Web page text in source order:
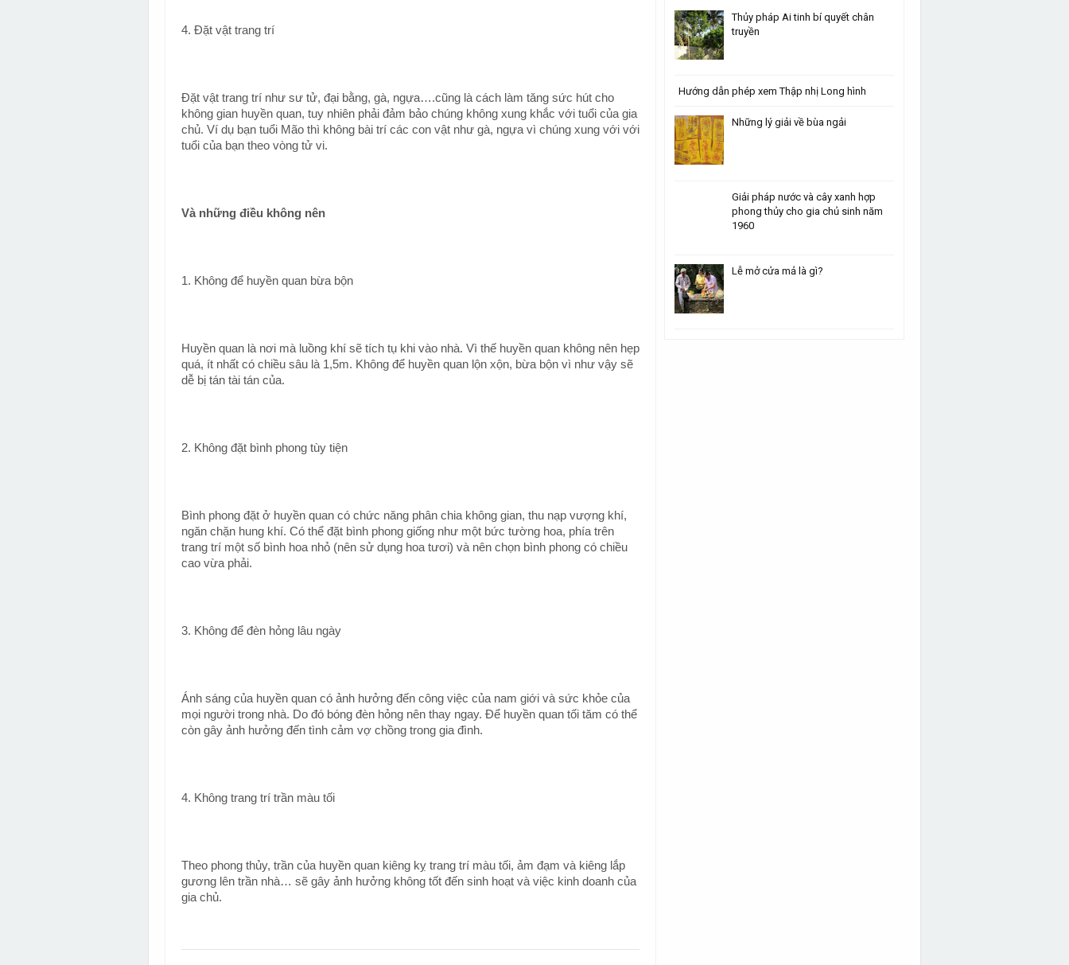
4. Đặt vật trang trí
Đặt vật trang trí như sư tử, đại bằng, gà, ngựa….cũng là cách làm tăng sức hút cho
không gian huyền quan, tuy nhiên phải đảm bảo chúng không xung khắc với tuổi của gia
chủ. Ví dụ bạn tuổi Mão thì không bài trí các con vật như gà, ngựa vì chúng xung với với
tuổi của bạn theo vòng tử vi.
Và những điều không nên
1. Không để huyền quan bừa bộn
Huyền quan là nơi mà luồng khí sẽ tích tụ khi vào nhà. Vì thế huyền quan không nên hẹp
quá, ít nhất có chiều sâu là 1,5m. Không để huyền quan lộn xộn, bừa bộn vì như vậy sẽ
dễ bị tán tài tán của.
2. Không đặt bình phong tùy tiện
Bình phong đặt ở huyền quan có chức năng phân chia không gian, thu nạp vượng khí,
ngăn chặn hung khí. Có thể đặt bình phong giống như một bức tường hoa, phía trên
trang trí một số bình hoa nhỏ (nên sử dụng hoa tươi) và nên chọn bình phong có chiều
cao vừa phải.
3. Không để đèn hỏng lâu ngày
Ánh sáng của huyền quan có ảnh hưởng đến công việc của nam giới và sức khỏe của
mọi người trong nhà. Do đó bóng đèn hỏng nên thay ngay. Để huyền quan tối tăm có thể
còn gây ảnh hưởng đến tình cảm vợ chồng trong gia đình.
4. Không trang trí trần màu tối
Theo phong thủy, trần của huyền quan kiêng kỵ trang trí màu tối, ảm đạm và kiêng lắp
gương lên trần nhà… sẽ gây ảnh hưởng không tốt đến sinh hoạt và việc kinh doanh của
gia chủ.
Thủy pháp Ai tinh bí quyết chân
truyền
Hướng dẫn phép xem Thập nhị Long hình
Những lý giải về bùa ngải
Giải pháp nước và cây xanh hợp
phong thủy cho gia chủ sinh năm
1960
Lễ mở cửa mả là gì?